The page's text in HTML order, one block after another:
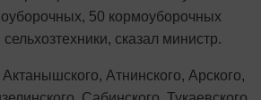
50 кормоуборочных
сказал министр.
Атнинского, Арского,